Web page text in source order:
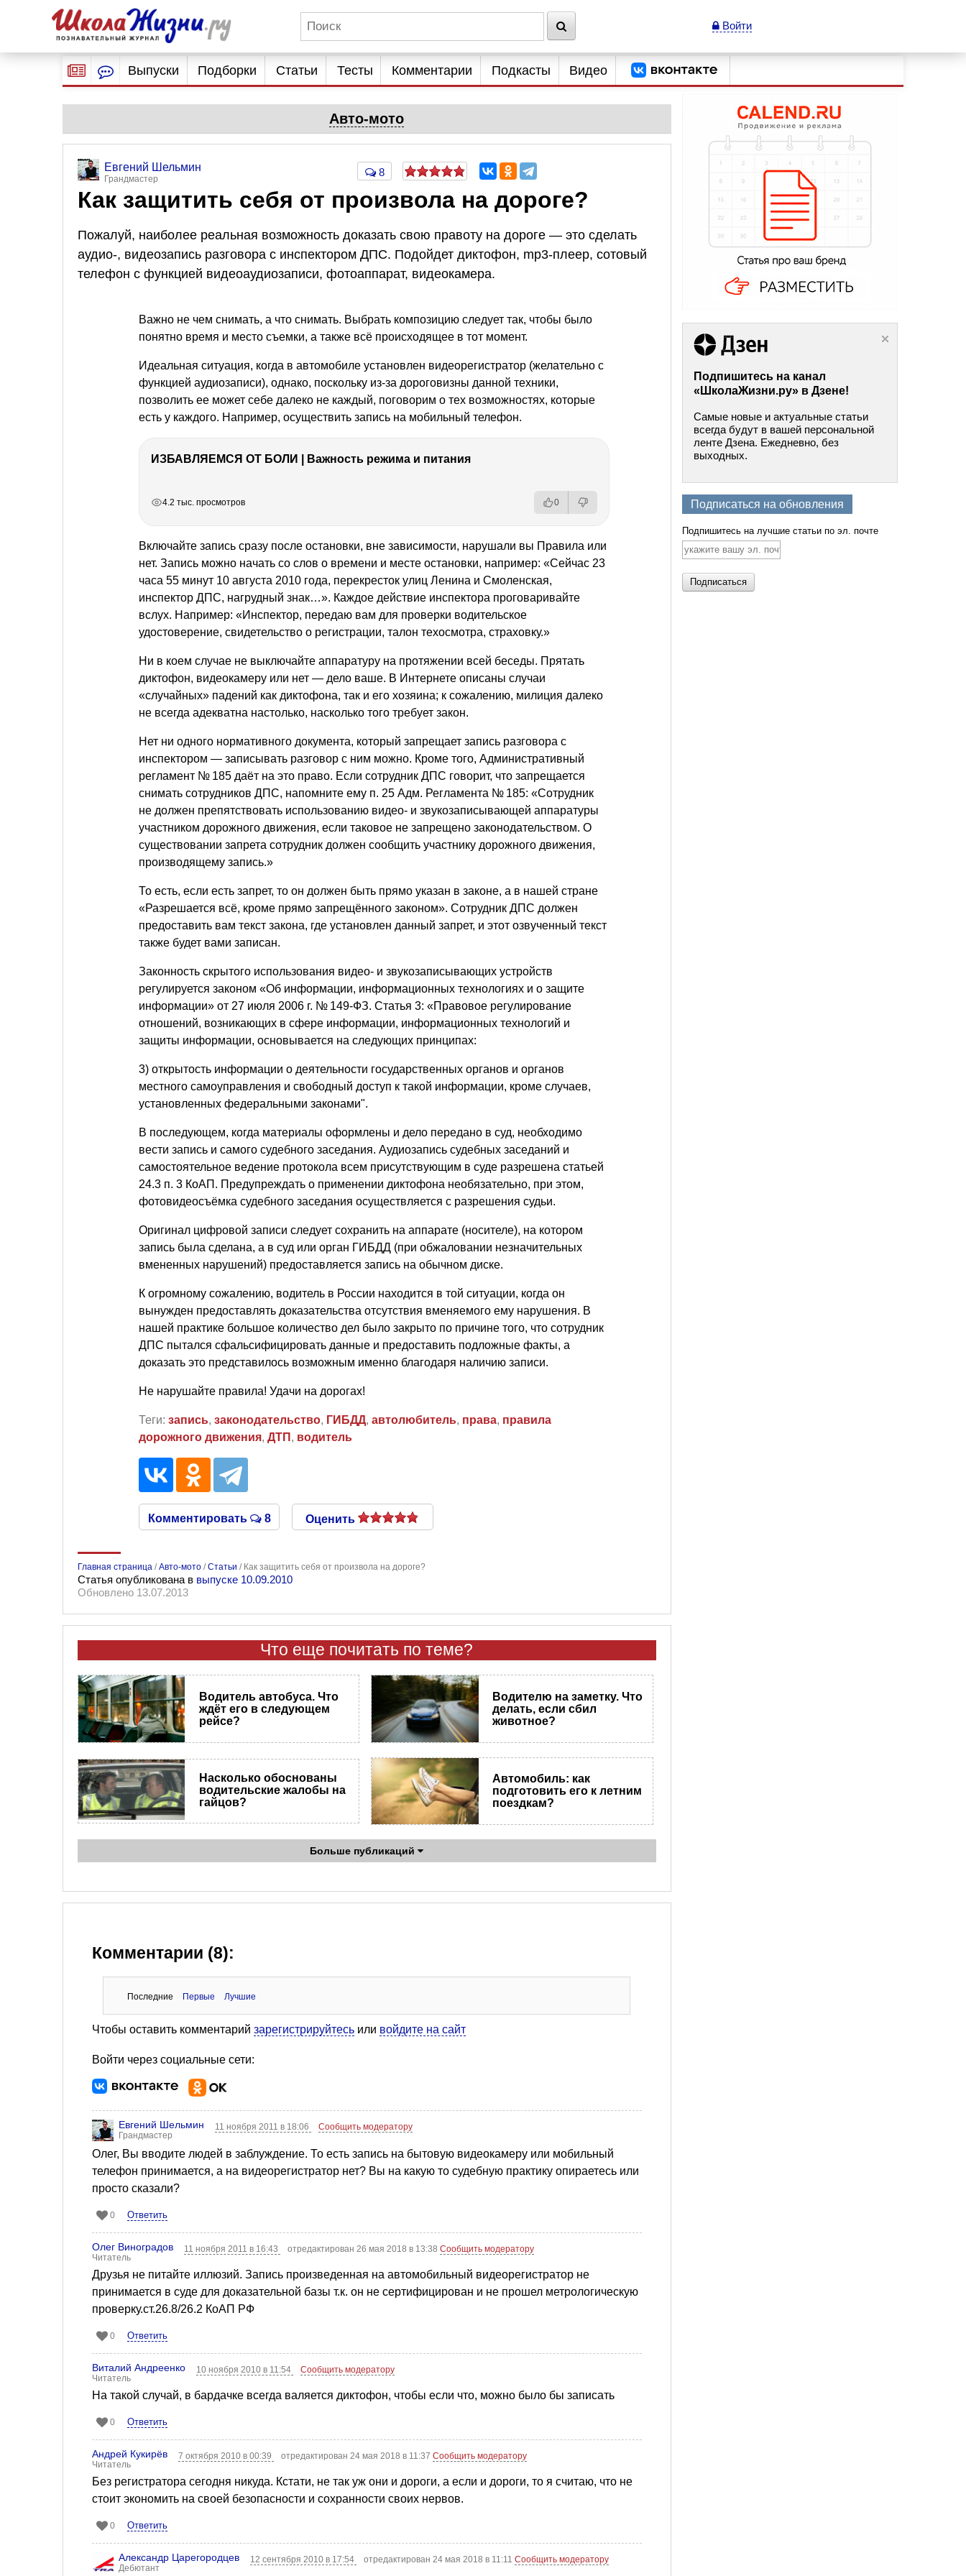
Войти
Выпуски Подборки Статьи Тесты Комментарии Подкасты Видео
Авто-мото
Евгений Шельмин
Грандмастер
8
Как защитить себя от произвола на дороге?
Пожалуй, наиболее реальная возможность доказать свою правоту на дороге — это сделать
аудио-, видеозапись разговора с инспектором ДПС. Подойдет диктофон, mp3-плеер, сотовый
телефон с функцией видеоаудиозаписи, фотоаппарат, видеокамера.
Важно не чем снимать, а что снимать. Выбрать композицию следует так, чтобы было
понятно время и место съемки, а также всё происходящее в тот момент.
Идеальная ситуация, когда в автомобиле установлен видеорегистратор (желательно с
функцией аудиозаписи), однако, поскольку из-за дороговизны данной техники,
позволить ее может себе далеко не каждый, поговорим о тех возможностях, которые
есть у каждого. Например, осуществить запись на мобильный телефон.
ИЗБАВЛЯЕМСЯ ОТ БОЛИ | Важность режима и питания
4.2 тыс. просмотров 0
Включайте запись сразу после остановки, вне зависимости, нарушали вы Правила или
нет. Запись можно начать со слов о времени и месте остановки, например: «Сейчас 23
часа 55 минут 10 августа 2010 года, перекресток улиц Ленина и Смоленская,
инспектор ДПС, нагрудный знак…». Каждое действие инспектора проговаривайте
вслух. Например: «Инспектор, передаю вам для проверки водительское
удостоверение, свидетельство о регистрации, талон техосмотра, страховку.»
Ни в коем случае не выключайте аппаратуру на протяжении всей беседы. Прятать
диктофон, видеокамеру или нет — дело ваше. В Интернете описаны случаи
«случайных» падений как диктофона, так и его хозяина; к сожалению, милиция далеко
не всегда адекватна настолько, насколько того требует закон.
Нет ни одного нормативного документа, который запрещает запись разговора с
инспектором — записывать разговор с ним можно. Кроме того, Административный
регламент № 185 даёт на это право. Если сотрудник ДПС говорит, что запрещается
снимать сотрудников ДПС, напомните ему п. 25 Адм. Регламента № 185: «Сотрудник
не должен препятствовать использованию видео- и звукозаписывающей аппаратуры
участником дорожного движения, если таковое не запрещено законодательством. О
существовании запрета сотрудник должен сообщить участнику дорожного движения,
производящему запись.»
То есть, если есть запрет, то он должен быть прямо указан в законе, а в нашей стране
«Разрешается всё, кроме прямо запрещённого законом». Сотрудник ДПС должен
предоставить вам текст закона, где установлен данный запрет, и этот озвученный текст
также будет вами записан.
Законность скрытого использования видео- и звукозаписывающих устройств
регулируется законом «Об информации, информационных технологиях и о защите
информации» от 27 июля 2006 г. № 149-ФЗ. Статья 3: «Правовое регулирование
отношений, возникающих в сфере информации, информационных технологий и
защиты информации, основывается на следующих принципах:
3) открытость информации о деятельности государственных органов и органов
местного самоуправления и свободный доступ к такой информации, кроме случаев,
установленных федеральными законами".
В последующем, когда материалы оформлены и дело передано в суд, необходимо
вести запись и самого судебного заседания. Аудиозапись судебных заседаний и
самостоятельное ведение протокола всем присутствующим в суде разрешена статьей
24.3 п. 3 КоАП. Предупреждать о применении диктофона необязательно, при этом,
фотовидеосъёмка судебного заседания осуществляется с разрешения судьи.
Оригинал цифровой записи следует сохранить на аппарате (носителе), на котором
запись была сделана, а в суд или орган ГИБДД (при обжаловании незначительных
вмененных нарушений) предоставляется запись на обычном диске.
К огромному сожалению, водитель в России находится в той ситуации, когда он
вынужден предоставлять доказательства отсутствия вменяемого ему нарушения. В
нашей практике большое количество дел было закрыто по причине того, что сотрудник
ДПС пытался сфальсифицировать данные и предоставить подложные факты, а
доказать это представилось возможным именно благодаря наличию записи.
Не нарушайте правила! Удачи на дорогах!
Теги: запись, законодательство, ГИБДД, автолюбитель, права, правила
дорожного движения, ДТП , водитель
Комментировать 8 Оценить
Главная страница /Авто-мото /Статьи / Как защитить себя от произвола на дороге?
Статья опубликована в выпуске 10.09.2010
Обновлено 13.07.2013
Что еще почитать по теме?
Водитель автобуса. Что
ждёт его в следующем
рейсе?
Водителю на заметку. Что
делать, если сбил
животное?
Насколько обоснованы
водительские жалобы на
гайцов?
Автомобиль: как
подготовить его к летним
поездкам?
Больше публикаций
Комментарии (8):
Последние Первые Лучшие
Чтобы оставить комментарий зарегистрируйтесь или войдите на сайт
Войти через социальные сети:
Евгений Шельмин
Грандмастер
11 ноября 2011 в 18:06 Сообщить модератору
Олег, Вы вводите людей в заблуждение. То есть запись на бытовую видеокамеру или мобильный
телефон принимается, а на видеорегистратор нет? Вы на какую то судебную практику опираетесь или
просто сказали?
0 Ответить
Олег Виноградов
Читатель
11 ноября 2011 в 16:43 отредактирован 26 мая 2018 в 13:38Сообщить модератору
Друзья не питайте иллюзий. Запись произведенная на автомобильный видеорегистратор не
принимается в суде для доказательной базы т.к. он не сертифицирован и не прошел метрологическую
проверку.ст.26.8/26.2 КоАП РФ
0 Ответить
Виталий Андреенко
Читатель
10 ноября 2010 в 11:54 Сообщить модератору
На такой случай, в бардачке всегда валяется диктофон, чтобы если что, можно было бы записать
0 Ответить
Андрей Кукирёв
Читатель
7 октября 2010 в 00:39 отредактирован 24 мая 2018 в 11:37Сообщить модератору
Без регистратора сегодня никуда. Кстати, не так уж они и дороги, а если и дороги, то я считаю, что не
стоит экономить на своей безопасности и сохранности своих нервов.
0 Ответить
Александр Царегородцев
Дебютант
12 сентября 2010 в 17:54 отредактирован 24 мая 2018 в 11:11Сообщить модератору
Подпишитесь на канал
«ШколаЖизни.ру» в Дзене!
Самые новые и актуальные статьи
всегда будут в вашей персональной
ленте Дзена. Ежедневно, без
выходных.
Подписаться на обновления
Подпишитесь на лучшие статьи по эл. почте